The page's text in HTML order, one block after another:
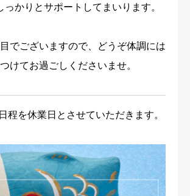
っかりとサポートしてまいります。
でございますので、どうぞ体調には
けてお過ごしくださいませ。
程を休業日とさせていただきます。